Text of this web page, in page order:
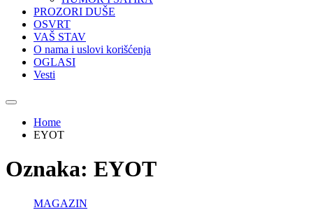
PROZORI DUŠE
OSVRT
VAŠ STAV
O nama i uslovi korišćenja
OGLASI
Vesti
Home
EYOT
Oznaka: EYOT
MAGAZIN